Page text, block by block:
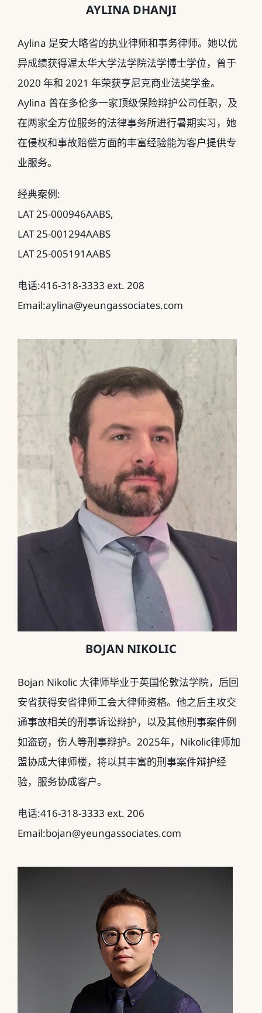
AYLINA DHANJI
Aylina 是安大略省的执业律师和事务律师。她以优
异成绩获得渥太华大学法学院法学博士学位，曾于
2020 年和 2021 年荣获亨尼克商业法奖学金。
Aylina 曾在多伦多一家顶级保险辩护公司任职，及
在两家全方位服务的法律事务所进行暑期实习，她
在侵权和事故赔偿方面的丰富经验能为客户提供专
业服务。
经典案例:
LAT 25-000946AABS,
LAT 25-001294AABS
LAT 25-005191AABS
电话:416-318-3333 ext. 208
Email:aylina@yeungassociates.com
BOJAN NIKOLIC
Bojan Nikolic 大律师毕业于英国伦敦法学院， 后回
安省获得安省律师工会大律师资格。 他之后主攻交
通事故相关的刑事诉讼辩护， 以及其他刑事案件例
如盗窃，伤人等刑事辩护。 2025年， Nikolic律师加
盟协成大律师楼，将以其丰富的刑事案件辩护经
验， 服务协成客户。
电话:416-318-3333 ext. 206
Email:bojan@yeungassociates.com